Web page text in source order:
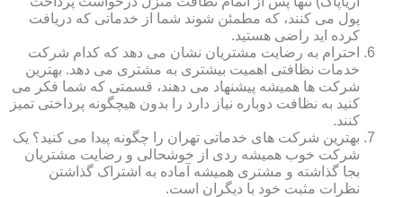
پول می کنند، که مطمئن شوند شما از خدماتی که دریافت
کرده اید راضی هستید.
احترام به رضایت مشتریان نشان می دهد که کدام شرکت
خدمات نظافتی اهمیت بیشتری به مشتری می دهد. بهترین
شرکت ها همیشه پیشنهاد می دهند، قسمتی که شما فکر می
کنید به نظافت دوباره نیاز دارد را بدون هیچگونه پرداختی تمیز
کنند.
بهترین شرکت های خدماتی تهران را چگونه پیدا می کنید؟ یک
شرکت خوب همیشه ردی از خوشحالی و رضایت مشتریان
بجا گذاشته و مشتری همیشه آماده به اشتراک گذاشتن
نظرات مثبت خود با دیگران است.